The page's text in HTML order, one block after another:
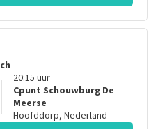
20:15 uur
Cpunt Schouwburg De
Meerse
Hoofddorp, Nederland